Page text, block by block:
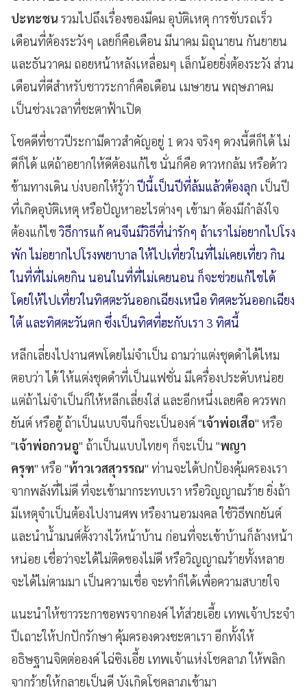
ปะทะชน รวมไปถึงเรื่องของมีคม อุบัติเหตุ การขับรถเร็ว
เดือนที่ต้องระวังๆ เลยก็คือเดือน มีนาคม มิถุนายน กันยายน
และธันวาคม ถอยหน้าหลังเหลื่อมๆ เล็กน้อยยิ่งต้องระวัง ส่วน
เดือนที่ดีสำหรับชาวระกาก็คือเดือน เมษายน พฤษภาคม
เป็นช่วงเวลาที่ชะตาฟ้าเปิด
โชคดีที่ชาวปีระกามีดาวสำคัญอยู่ 1 ดวง จริงๆ ดวงนี้ดีก็ได้ ไม่
ดีก็ได้ แต่ถ้าอยากให้ดีต้องแก้ไข นั่นก็คือ ดาวหกล้ม หรือด้าว
ข้ามทางเดิน บ่งบอกให้รู้ว่า ปีนี้เป็นปีที่ล้มแล้วต้องลุก เป็นปี
ที่เกิดอุบัติเหตุ หรือปัญหาอะไรต่างๆ เข้ามา ต้องมีกำลังใจ
ต้องแก้ไข วิธีการแก้ คนจีนมีวิธีที่น่ารักๆ ถ้าเราไม่อยากไปโรง
พัก ไม่อยากไปโรงพยาบาล ให้ไปเที่ยวในที่ไม่เคยเที่ยว กิน
ในที่ที่ไม่เคยกิน นอนในที่ที่ไม่เคยนอน ก็จะช่วยแก้ไขได้
โดยให้ไปเที่ยวในทิศตะวันออกเฉียงเหนือ ทิศตะวันออกเฉียง
ใต้ และทิศตะวันตก ซึ่งเป็นทิศที่ฮะกับเรา 3 ทิศนี้
หลีกเลี่ยงไปงานศพโดยไม่จำเป็น ถามว่าแต่งชุดดำได้ไหม
ตอบว่า ได้ ให้แต่งชุดดำที่เป็นแฟชั่น มีเครื่องประดับหน่อย
แต่ถ้าไม่จำเป็นก็ให้หลีกเลี่ยงใส่ และอีกหนึ่งเลยคือ ควรพก
ยันต์ หรือฮู้ ถ้าเป็นแบบจีนก็จะเป็นองค์ "เจ้าพ่อเสือ" หรือ
"เจ้าพ่อกวนอู" ถ้าเป็นแบบไทยๆ ก็จะเป็น "พญา
ครุฑ" หรือ "ท้าวเวสสุวรรณ" ท่านจะได้ปกป้องคุ้มครองเรา
จากพลังที่ไม่ดี ที่จะเข้ามากระทบเรา หรือวิญญาณร้าย ยิ่งถ้า
มีเหตุจำเป็นต้องไปงานศพ หรืองานอวมงคล ใช้วิธีพกยันต์
และนำน้ำมนต์ตั้งวางไว้หน้าบ้าน ก่อนที่จะเข้าบ้านก็ล้างหน้า
หน่อย เชื่อว่าจะได้ไม่ติดของไม่ดี หรือวิญญาณร้ายทั้งหลาย
จะได้ไม่ตามมา เป็นความเชื่อ จะทำก็ได้เพื่อความสบายใจ
แนะนำให้ชาวระกาขอพรจากองค์ ไท้ส่วยเอี้ย เทพเจ้าประจำ
ปีเถาะให้ปกปักรักษา คุ้มครองดวงชะตาเรา อีกทั้งให้
อธิษฐานจิตต่อองค์ ไฉ่ซิงเอี้ย เทพเจ้าแห่งโชคลาภ ให้พลิก
จากร้ายให้กลายเป็นดี บังเกิดโชคลาภเข้ามา